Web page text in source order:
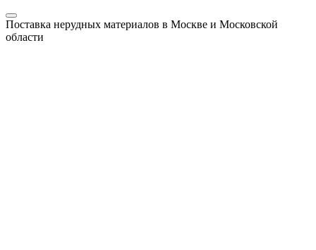
Поставка нерудных материалов в Москве и Московской
области